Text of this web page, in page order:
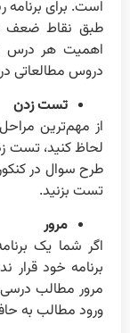
است. برای
طبق نقاط ضعف
اهمیت هر درس
دروس مطالعاتی در
تست زدن
از مهم‌ترین
لحاظ کنید، تست
طرح سوال در
تست بزنید.
مرور
اگر شما یک
برنامه خود قرار
مرور مطالب
ورود مطالب به